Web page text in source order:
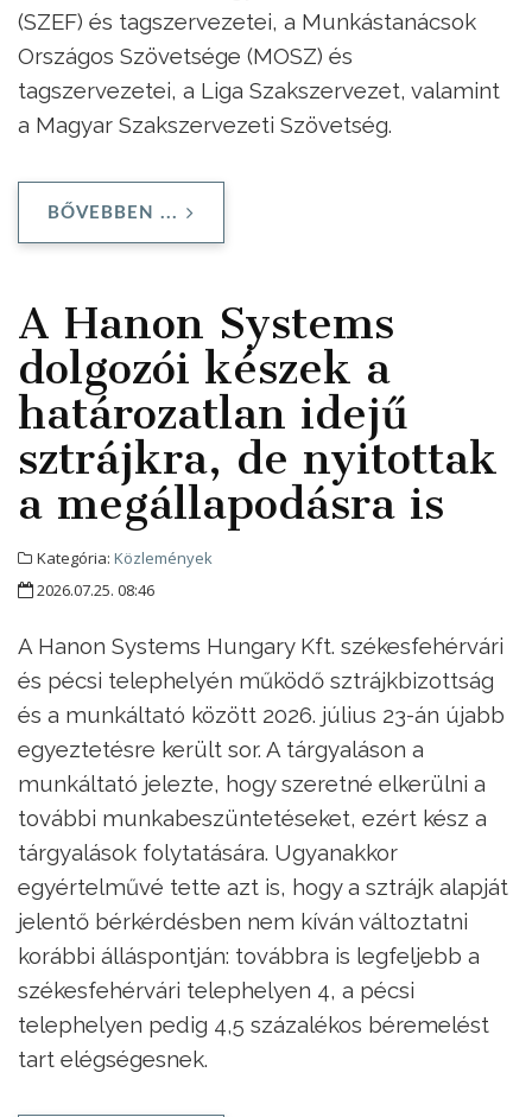
(SZEF) és tagszervezetei, a Munkástanácsok
Országos Szövetsége (MOSZ) és
tagszervezetei, a Liga Szakszervezet, valamint
a Magyar Szakszervezeti Szövetség.
BŐVEBBEN ...
A Hanon Systems
dolgozói készek a
határozatlan idejű
sztrájkra, de nyitottak
a megállapodásra is
Kategória: Közlemények
2026.07.25. 08:46
A Hanon Systems Hungary Kft. székesfehérvári
és pécsi telephelyén működő sztrájkbizottság
és a munkáltató között 2026. július 23-án újabb
egyeztetésre került sor. A tárgyaláson a
munkáltató jelezte, hogy szeretné elkerülni a
további munkabeszüntetéseket, ezért kész a
tárgyalások folytatására. Ugyanakkor
egyértelművé tette azt is, hogy a sztrájk alapját
jelentő bérkérdésben nem kíván változtatni
korábbi álláspontján: továbbra is legfeljebb a
székesfehérvári telephelyen 4, a pécsi
telephelyen pedig 4,5 százalékos béremelést
tart elégségesnek.